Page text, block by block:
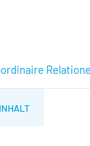
INHALT